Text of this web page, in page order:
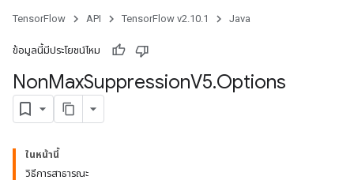
TensorFlow API TensorFlow v2.10.1 Java
ข้อมูลนี้มีประโยชน์ไหม
NonMaxSuppressionV5.Options
ในหน้านี้
วิธีการสาธารณะ